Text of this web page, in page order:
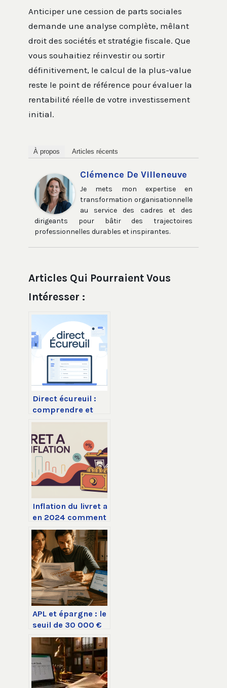
Anticiper une cession de parts sociales
demande une analyse complète, mêlant
droit des sociétés et stratégie fiscale. Que
vous souhaitiez réinvestir ou sortir
définitivement, le calcul de la plus-value
reste le point de référence pour évaluer la
rentabilité réelle de votre investissement
initial.
À propos Articles récents
Clémence De Villeneuve
Je mets mon expertise en
transformation organisationnelle
au service des cadres et des
dirigeants pour bâtir des trajectoires
professionnelles durables et inspirantes.
Articles Qui Pourraient Vous
Intéresser :
Direct écureuil :
comprendre et
optimiser votre
espace client
caisse d’épargne
Inflation du livret a
en 2024 comment
protéger
réellement votre
épargne
APL et épargne : le
seuil de 30 000 €
qui peut réduire
ou supprimer vos
aides